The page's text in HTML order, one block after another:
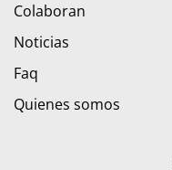
Colaboran
Noticias
Faq
Quienes somos